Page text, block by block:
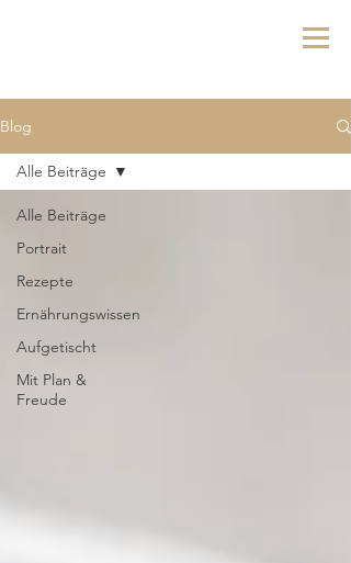
Blog
Alle Beiträge
Portrait
Rezepte
Ernährungswissen
Aufgetischt
Mit Plan &
Freude
Alle Beiträge